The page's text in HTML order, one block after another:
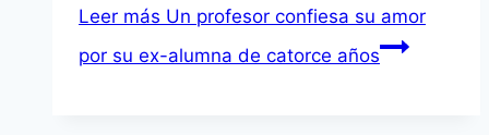
Leer más Un profesor confiesa su amor
por su ex-alumna de catorce años